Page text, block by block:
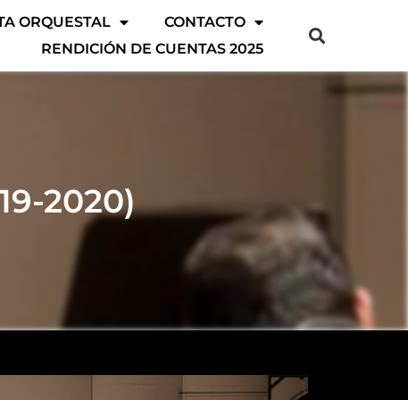
ORQUESTAL
CONTACTO
RENDICIÓN DE CUENTAS 2025
2020)